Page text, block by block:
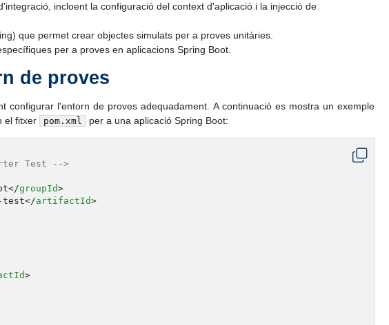
incloent la configuració del context d'aplicació i la injecció de
que permet crear objectes simulats per a proves unitàries.
per a proves en aplicacions Spring Boot.
de proves
configurar l'entorn de proves adequadament. A continuació es mostra un exemple
el fitxer
pom.xml per a una aplicació Spring Boot:
Test -->
</groupId>
test</artifactId>
>